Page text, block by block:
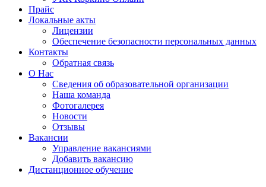
Прайс
Локальные акты
Лицензии
Обеспечение безопасности персональных данных
Контакты
Обратная связь
О Нас
Сведения об образовательной организации
Наша команда
Фотогалерея
Новости
Отзывы
Вакансии
Управление вакансиями
Добавить вакансию
Дистанционное обучение